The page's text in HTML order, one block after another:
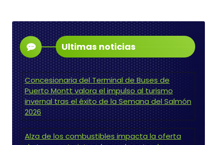
Ultimas noticias
Concesionaria del Terminal de Buses de
Puerto Montt valora el impulso al turismo
invernal tras el éxito de la Semana del Salmón
2026
Alza de los combustibles impacta la oferta